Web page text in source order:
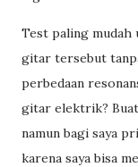
Test paling mudah
gitar tersebut
perbedaan
gitar elektrik?
namun bagi saya
karena saya bisa